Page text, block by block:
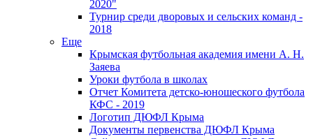
2020"
Турнир среди дворовых и сельских команд -
2018
Еще
Крымская футбольная академия имени А. Н.
Заяева
Уроки футбола в школах
Отчет Комитета детско-юношеского футбола
КФС - 2019
Логотип ДЮФЛ Крыма
Документы первенства ДЮФЛ Крыма